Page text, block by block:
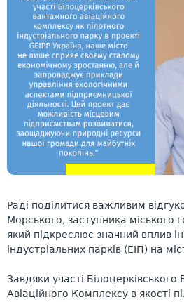
Раді поділитися важливим
Морського, заступника міського
який підкреслює значний вплив
індустріальних парків (ЕІП) на
Завдяки участі
Авіаційного Комплексу в якості